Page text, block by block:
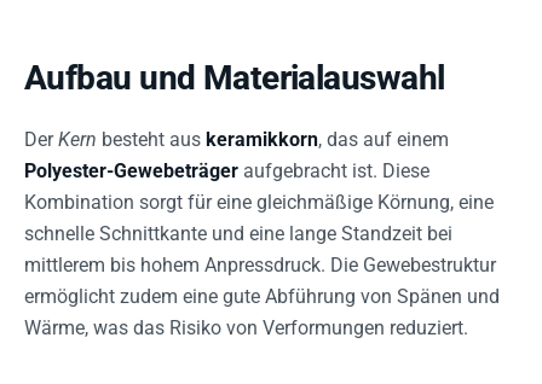
Aufbau und Materialauswahl
DerKern besteht aus keramikkorn, das auf einem
Polyester-Gewebeträger aufgebracht ist. Diese
Kombination sorgt für eine gleichmäßige Körnung, eine
schnelle Schnittkante und eine lange Standzeit bei
mittlerem bis hohem Anpressdruck. Die Gewebestruktur
ermöglicht zudem eine gute Abführung von Spänen und
Wärme, was das Risiko von Verformungen reduziert.